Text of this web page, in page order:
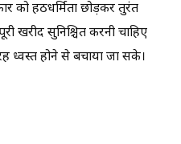
को हठधर्मिता छोड़कर तुरंत
खरीद सुनिश्चित करनी चाहिए
ध्वस्त होने से बचाया जा सके।